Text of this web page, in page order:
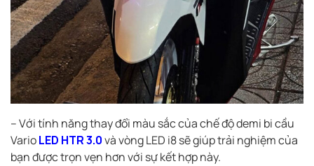
– Với tính năng thay đổi màu sắc của chế độ demi bi cầu
VarioLED HTR 3.0và vòng LED i8 sẽ giúp trải nghiệm của
bạn được trọn vẹn hơn với sự kết hợp này.